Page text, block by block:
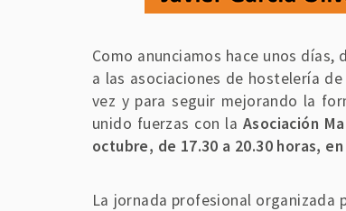
Como anunciamos hace unos días,
a las asociaciones de hostelería
vez y para seguir mejorando la
unido fuerzas con laAsociación
octubre, de 17.30 a 20.30 horas,
La jornada profesional